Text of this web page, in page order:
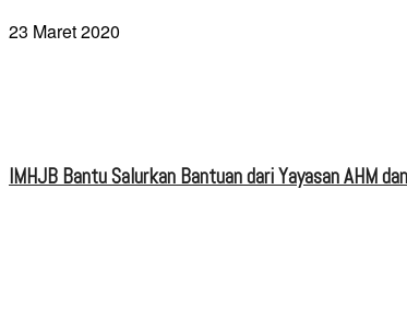
23 Maret 2020
IMHJB Bantu Salurkan Bantuan dari Yayasan AHM